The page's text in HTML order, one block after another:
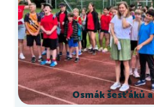
Osmák šesťáků